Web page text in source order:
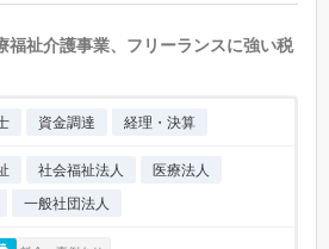
福祉介護事業、フリーランスに強い税
資金調達 経理・決算
社会福祉法人
医療法人
一般社団法人